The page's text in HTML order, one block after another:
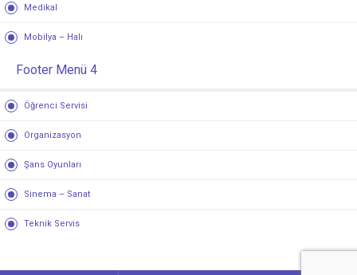
Medikal
Mobilya – Halı
Footer Menü 4
Öğrenci Servisi
Organizasyon
Şans Oyunları
Sinema – Sanat
Teknik Servis